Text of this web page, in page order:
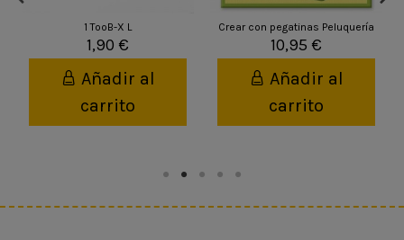
1 TooB-X L
1,90 €
Añadir al
carrito
Crear con pegatinas Peluquería
10,95 €
Añadir al
carrito